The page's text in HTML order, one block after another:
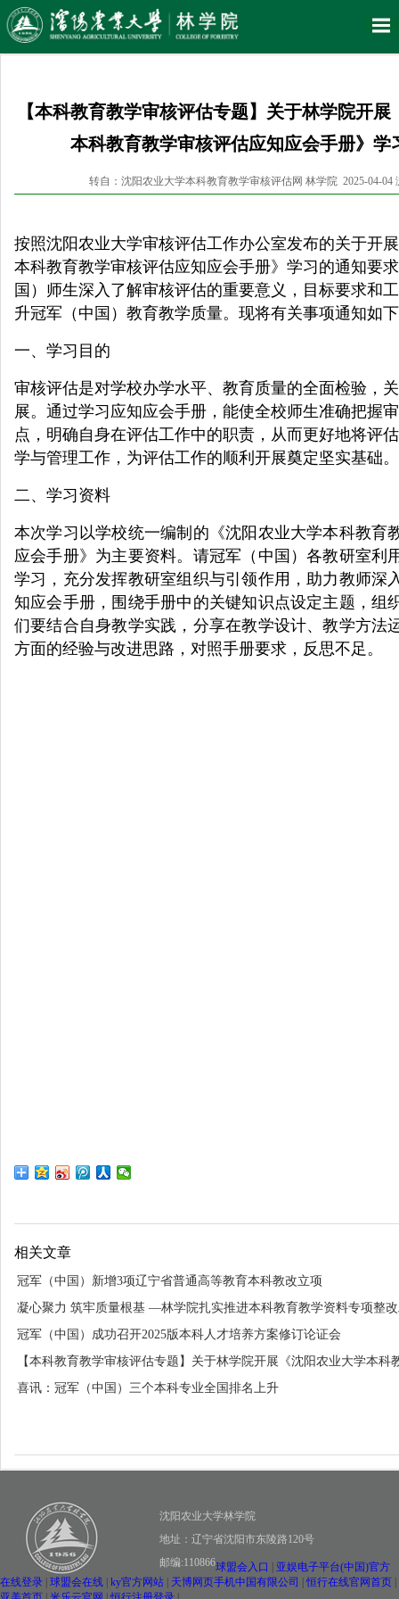
【本科教育教学审核评估专题】关于林学院开
本科教育教学审核评估应知应会手册》学
转自：沈阳农业大学本科教育教学审核评估网 林学院 2025-04-04
按照沈阳农业大学审核评估工作办公室发布的关于开
本科教育教学审核评估应知应会手册》学习的通知要
国）师生深入了解审核评估的重要意义，目标要求和
升冠军（中国）教育教学质量。现将有关事项通知如
一、学习目的
审核评估是对学校办学水平、教育质量的全面检验，
展。通过学习应知应会手册，能使全校师生准确把握
点，明确自身在评估工作中的职责，从而更好地将评
学与管理工作，为评估工作的顺利开展奠定坚实基础。
二、学习资料
本次学习以学校统一编制的《沈阳农业大学本科教育
应会手册》为主要资料。请冠军（中国）各教研室利
学习，充分发挥教研室组织与引领作用，助力教师深
知应会手册，围绕手册中的关键知识点设定主题，组
们要结合自身教学实践，分享在教学设计、教学方法
方面的经验与改进思路，对照手册要求，反思不足。
相关文章
冠军（中国）新增3项辽宁省普通高等教育本科教改立项
凝心聚力 筑牢质量根基 —林学院扎实推进本科教育教学资料专项整
冠军（中国）成功召开2025版本科人才培养方案修订论证会
【本科教育教学审核评估专题】关于林学院开展《沈阳农业大学本科
应会手册》学习的通知
喜讯：冠军（中国）三个本科专业全国排名上升
沈阳农业大学林学院
地址：辽宁省沈阳市东陵路120号
邮编:110866球盟会入口
亚娱电子平台(中国)官方
在线登录 球盟会在线 ky官方网站 天博网页手机中国有限公司 恒行在线官网首页